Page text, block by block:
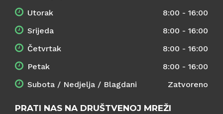
Utorak
8:00 - 16:00
Srijeda
8:00 - 16:00
Četvrtak
8:00 - 16:00
Petak
8:00 - 16:00
Subota / Nedjelja / Blagdani
Zatvoreno
PRATI NAS NA DRUŠTVENOJ MREŽI